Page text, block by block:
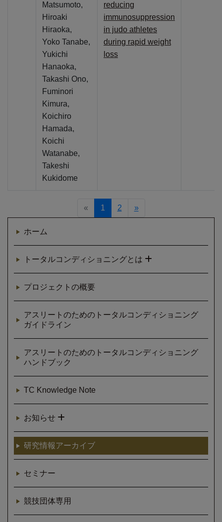
ホーム
トータルコンディショニングとは
プロジェクトの概要
アスリートのためのトータルコンディショニング
ガイドライン
アスリートのためのトータルコンディショニング
ハンドブック
TC Knowledge Note
お知らせ
研究情報アーカイブ
セミナー
競技団体専用
Matsumoto,
Hiroaki
Hiraoka,
Yoko Tanabe,
Yukichi
Hanaoka,
Takashi Ono,
Fuminori
Kimura,
Koichiro
Hamada,
Koichi
Watanabe,
Takeshi
Kukidome
reducing
immunosuppression
in judo athletes
during rapid weight
loss
« 1 2 »